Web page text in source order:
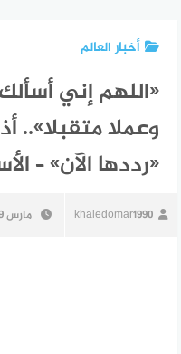
أخبار العالم
«اللهم إني
وعملا متقبلا»..
«رددها الآن» –
khaledomar1990 مارس 9, 2026